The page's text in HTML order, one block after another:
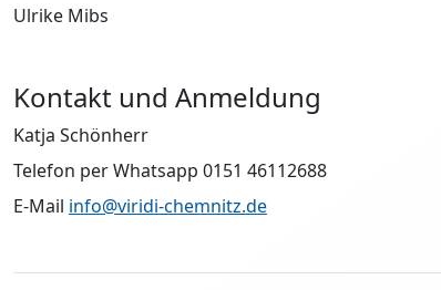
Ulrike Mibs
Kontakt und Anmeldung
Katja Schönherr
Telefon per Whatsapp 0151 46112688
E-Mail info@viridi-chemnitz.de